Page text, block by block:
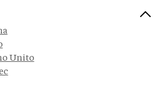
Unito